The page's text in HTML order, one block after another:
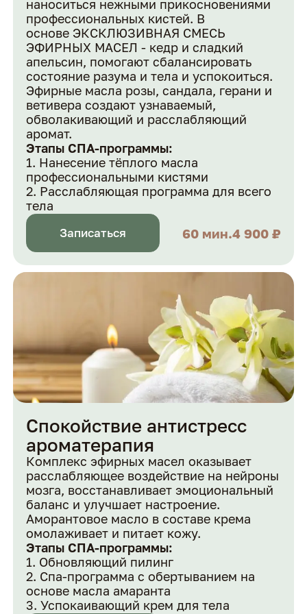
наноситься нежными прикосновениями
профессиональных кистей. В
основе ЭКСКЛЮЗИВНАЯ СМЕСЬ
ЭФИРНЫХ МАСЕЛ - кедр и сладкий
апельсин, помогают сбалансировать
состояние разума и тела и успокоиться.
Эфирные масла розы, сандала, герани и
ветивера создают узнаваемый,
обволакивающий и расслабляющий
аромат.
Этапы СПА-программы:
Нанесение тёплого масла
профессиональными кистями
Расслабляющая программа для всего
тела
Записаться 60 мин.4 900 ₽
Спокойствие антистресс
ароматерапия
Комплекс эфирных масел оказывает
расслабляющее воздействие на нейроны
мозга, восстанавливает эмоциональный
баланс и улучшает настроение.
Аморантовое масло в составе крема
омолаживает и питает кожу.
Этапы СПА-программы:
Обновляющий пилинг
Спа-программа с обертыванием на
основе масла амаранта
Успокаивающий крем для тела